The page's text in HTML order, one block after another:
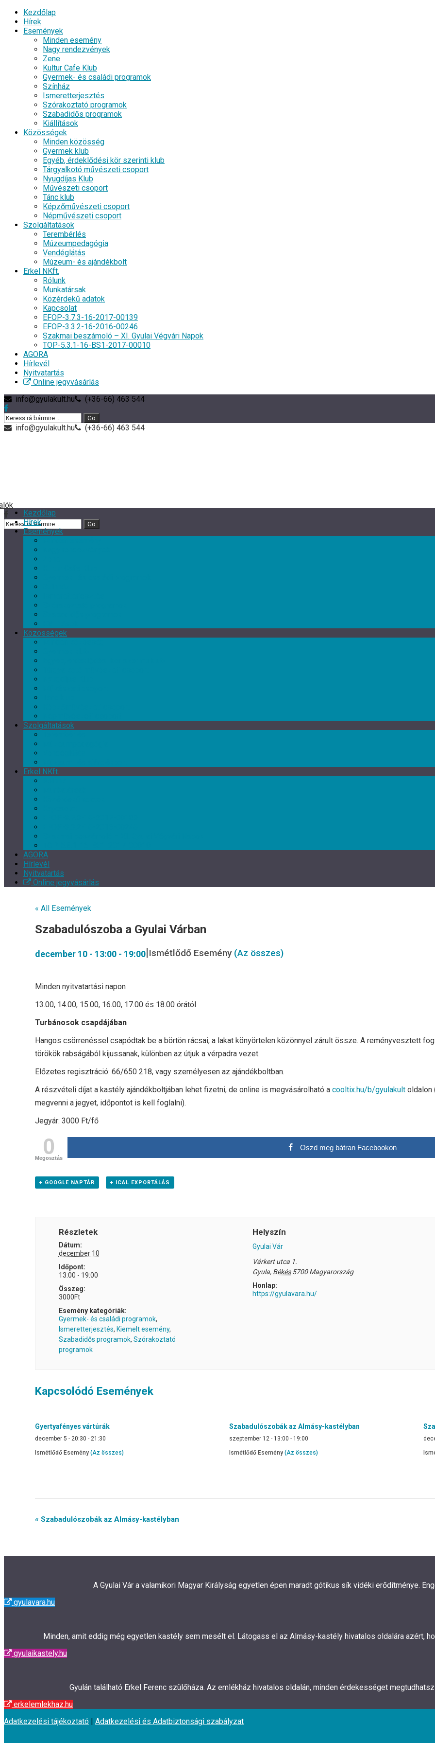
Kezdőlap
Hírek
Események
Minden esemény
Nagy rendezvények
Zene
Kultur Cafe Klub
Gyermek- és családi programok
Színház
Ismeretterjesztés
Szórakoztató programok
Szabadidős programok
Kiállítások
Közösségek
Minden közösség
Gyermek klub
Egyéb, érdeklődési kör szerinti klub
Tárgyalkotó művészeti csoport
Nyugdíjas Klub
Művészeti csoport
Tánc klub
Képzőművészeti csoport
Népművészeti csoport
Szolgáltatások
Terembérlés
Múzeumpedagógia
Vendéglátás
Múzeum- és ajándékbolt
Erkel NKft.
Rólunk
Munkatársak
Közérdekű adatok
Kapcsolat
EFOP-3.7.3-16-2017-00139
EFOP-3.3.2-16-2016-00246
Szakmai beszámoló – XI. Gyulai Végvári Napok
TOP-5.3.1-16-BS1-2017-00010
AGORA
Hírlevél
Nyitvatartás
Online jegyvásárlás
info@gyulakult.hu
(+36-66) 463 544
info@gyulakult.hu (+36-66) 463 544
Kezdőlap
Hírek
Események
Közösségek
Szolgáltatások
Erkel NKft.
AGORA
Hírlevél
Nyitvatartás
Online jegyvásárlás
« All Események
Szabadulószoba a Gyulai Várban
december 10 - 13:00 - 19:00|Ismétlődő Esemény (Az összes)
Minden nyitvatartási napon
13.00, 14.00, 15.00, 16.00, 17.00 és 18.00 órától
Turbánosok csapdájában
Hangos csörrenéssel csapódtak be a börtön rácsai, a lakat könyörtelen közönnyel zárult össze. A reményvesztett
törökök rabságából kijussanak, különben az útjuk a vérpadra vezet.
Előzetes regisztráció: 66/650 218, vagy személyesen az ajándékboltban.
A részvételi díjat a kastély ajándékboltjában lehet fizetni, de online is megvásárolható a cooltix.hu/b/gyulakult oldalon
megvenni a jegyet, időpontot is kell foglalni).
Jegyár: 3000 Ft/fő
0
Megosztás
Oszd meg bátran Facebookon
+ GOOGLE NAPTÁR + ICAL EXPORTÁLÁS
Részletek
Dátum:
december 10
Időpont:
13:00 - 19:00
Összeg:
3000Ft
Esemény kategóriák:
Gyermek- és családi programok,
Ismeretterjesztés, Kiemelt esemény,
Szabadidős programok, Szórakoztató
programok
Helyszín
Gyulai Vár
Várkert utca 1.
Gyula, Békés 5700 Magyarország
Honlap:
https://gyulavara.hu/
Kapcsolódó Események
Gyertyafényes vártúrák
december 5 - 20:30 - 21:30
Ismétlődő Esemény (Az összes)
Szabadulószobák az Almásy-kastélyban
szeptember 12 - 13:00 - 19:00
Ismétlődő Esemény (Az összes)
Event
« Szabadulószobák az Almásy-kastélyban
A Gyulai Vár a valamikori Magyar Királyság egyetlen épen maradt gótikus sík vidéki erődítménye.
gyulavara.hu
Minden, amit eddig még egyetlen kastély sem mesélt el. Látogass el az Almásy-kastély hivatalos oldalára azért,
gyulaikastely.hu
Gyulán található Erkel Ferenc szülőháza. Az emlékház hivatalos oldalán, minden érdekességet
erkelemlekhaz.hu
Adatkezelési tájékoztató
Adatkezelési és Adatbiztonsági szabályzat